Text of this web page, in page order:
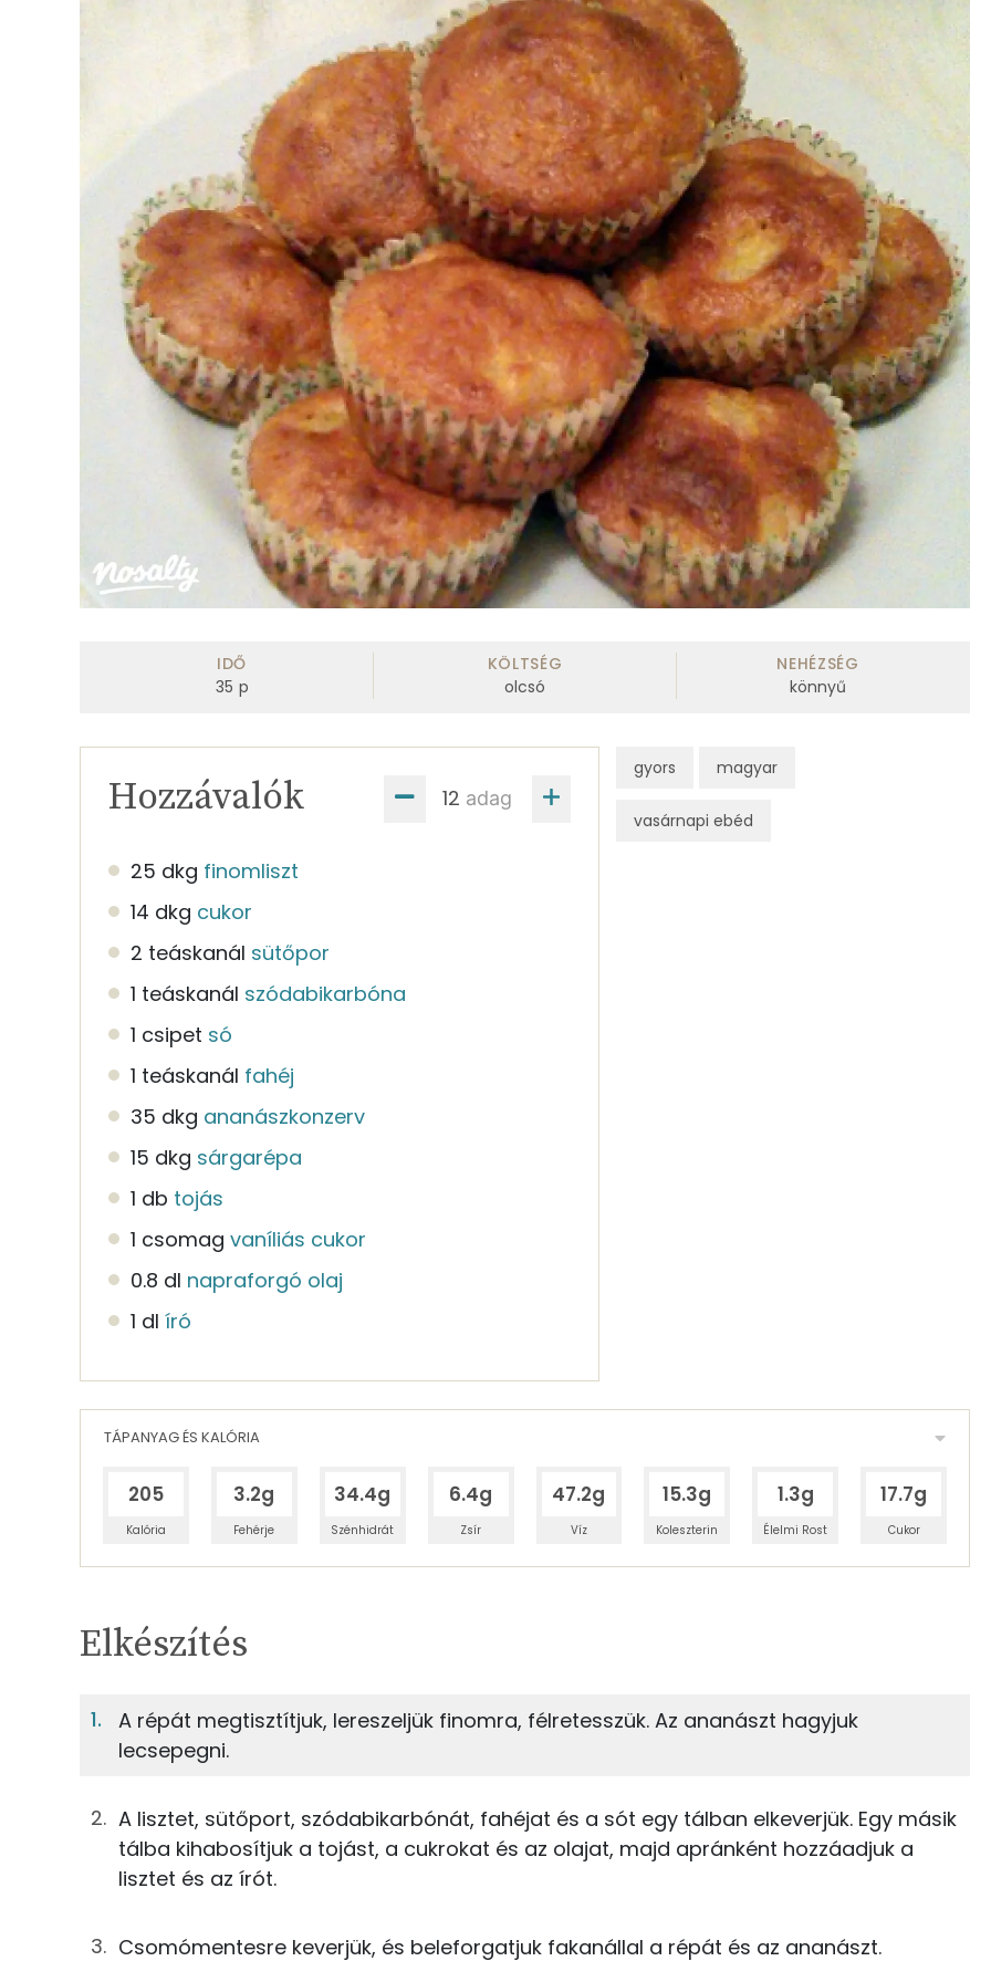
IDŐ
35 p
KÖLTSÉG
olcsó
NEHÉZSÉG
könnyű
adag
Hozzávalók
25 dkg finomliszt
14 dkg cukor
2 teáskanál sütőpor
1 teáskanál szódabikarbóna
1 csipet só
1 teáskanál fahéj
35 dkg ananászkonzerv
15 dkg sárgarépa
1 db tojás
1 csomag vaníliás cukor
0.8 dl napraforgó olaj
1 dl író
gyors magyar
vasárnapi ebéd
TÁPANYAG ÉS KALÓRIA
205
Kalória
3.2g
Fehérje
34.4g
Szénhidrát
6.4g
Zsír
47.2g
Víz
15.3g
Koleszterin
1.3g
Élelmi Rost
17.7g
Cukor
21gfinomliszt
12g cukor
45 kcal
0gsütőpor
0 kcal
TÁPANYAGTARTALOM
TOP ásványi anyagok
Foszfor
Nátrium
TOP vitaminok
C vitamin:
Elkészítés
A répát megtisztítjuk, lereszeljük finomra, félretesszük. Az ananászt hagyjuk
lecsepegni.
A lisztet, sütőport, szódabikarbónát, fahéjat és a sót egy tálban elkeverjük. Egy másik
tálba kihabosítjuk a tojást, a cukrokat és az olajat, majd apránként hozzáadjuk a
lisztet és az írót.
Csomómentesre keverjük, és beleforgatjuk fakanállal a répát és az ananászt.